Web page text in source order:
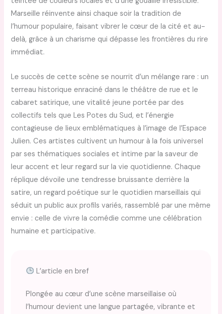
Marseille réinvente ainsi chaque soir la tradition de
l’humour populaire, faisant vibrer le cœur de la cité et au-
delà, grâce à un charisme qui dépasse les frontières du rire
immédiat.
Le succès de cette scène se nourrit d’un mélange rare : un
terreau historique enraciné dans le théâtre de rue et le
cabaret satirique, une vitalité jeune portée par des
collectifs tels que Les Potes du Sud, et l’énergie
contagieuse de lieux emblématiques à l’image de l’Espace
Julien. Ces artistes cultivent un humour à la fois universel
par ses thématiques sociales et intime par la saveur de
leur accent et leur regard sur la vie quotidienne. Chaque
réplique dévoile une tendresse bruissante derrière la
satire, un regard poétique sur le quotidien marseillais qui
séduit un public aux profils variés, rassemblé par une même
envie : celle de vivre la comédie comme une célébration
humaine et participative.
L’article en bref
Plongée au cœur d’une scène marseillaise où
l’humour devient une langue partagée, vibrante et